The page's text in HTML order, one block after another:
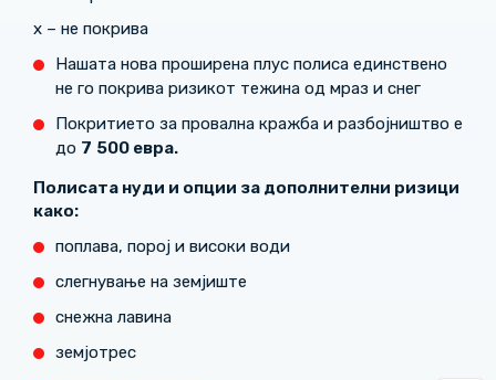
х – не покрива
Нашата нова проширена плус полиса единствено
не го покрива ризикот тежина од мраз и снег
Покритието за провална кражба и разбојништво е
до 7 500 евра.
Полисата нуди и опции за дополнителни ризици
како:
поплава, порој и високи води
слегнување на земјиште
снежна лавина
земјотрес